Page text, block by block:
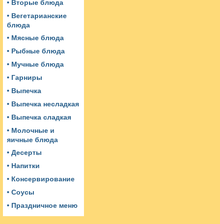
• Вторые блюда
• Вегетарианские
блюда
• Мясные блюда
• Рыбные блюда
• Мучные блюда
• Гарниры
• Выпечка
• Выпечка несладкая
• Выпечка сладкая
• Молочные и
яичные блюда
• Десерты
• Напитки
• Консервирование
• Соусы
• Праздничное меню